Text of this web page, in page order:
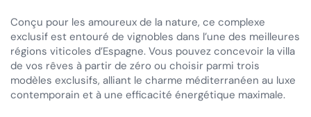
Conçu pour les amoureux de la nature, ce complexe
exclusif est entouré de vignobles dans l’une des meilleures
régions viticoles d’Espagne. Vous pouvez concevoir la villa
de vos rêves à partir de zéro ou choisir parmi trois
modèles exclusifs, alliant le charme méditerranéen au luxe
contemporain et à une efficacité énergétique maximale.